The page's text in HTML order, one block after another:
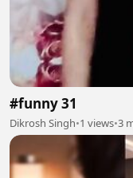
#funny 31
Dikrosh Singh•1 views•3